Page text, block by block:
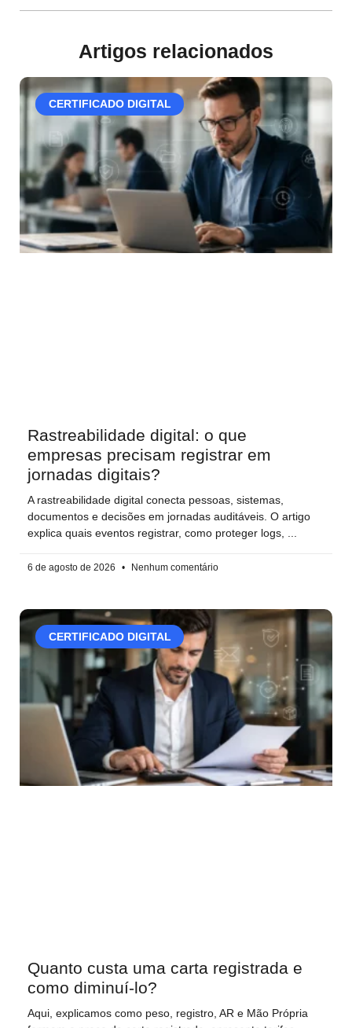
Artigos relacionados
CERTIFICADO DIGITAL
Rastreabilidade digital: o que
empresas precisam registrar em
jornadas digitais?
A rastreabilidade digital conecta pessoas, sistemas,
documentos e decisões em jornadas auditáveis. O artigo
explica quais eventos registrar, como proteger logs,
6 de agosto de 2026 Nenhum comentário
CERTIFICADO DIGITAL
Quanto custa uma carta registrada e
como diminuí-lo?
Aqui, explicamos como peso, registro, AR e Mão Própria